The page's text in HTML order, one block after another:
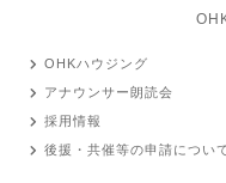
OHKハウジング
アナウンサー朗読会
採用情報
後援・共催等の申請につい